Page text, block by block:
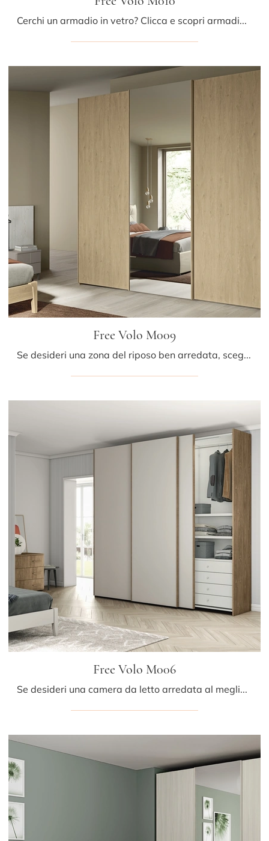
Cerchi un armadio in vetro? Clicca e scopri armadiature a muro con ante scorrevoli di Colombini Casa.
Free Volo M009
Se desideri una zona del riposo ben arredata, scegli l'armadio Free Volo M009 con ante scorrevoli di Colombini Casa!
Free Volo M006
Se desideri una camera da letto arredata al meglio, scegli l'armadio Free Volo M006 con ante scorrevoli di Colombini Casa!